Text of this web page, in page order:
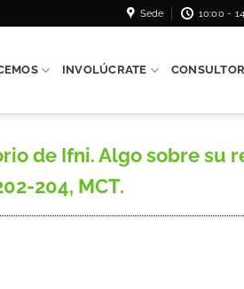
Sede 10:00 -
INVOLÚCRATE
de Ifni. Algo sobre
204, MCT.